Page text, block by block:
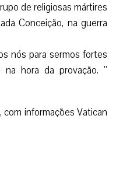
de religiosas mártires
Conceição, na guerra
nós para sermos fortes
na hora da provação. ”
com informações Vatican